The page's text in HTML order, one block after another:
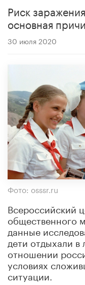
Риск
основная
30 июля 2020
Фото: osssr.ru
Всероссийский
общественного
данные
дети отдыхали в
отношении
условиях
ситуации.